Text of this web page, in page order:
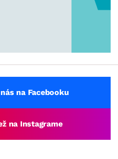
na Facebooku
na Instagrame